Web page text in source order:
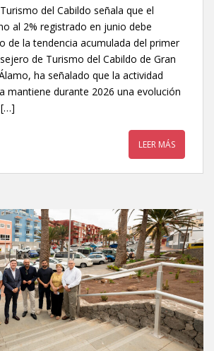
del Cabildo señala que el
al 2% registrado en junio debe
de la tendencia acumulada del primer
de Turismo del Cabildo de Gran
ha señalado que la actividad
mantiene durante 2026 una evolución
[…]
LEER MÁS